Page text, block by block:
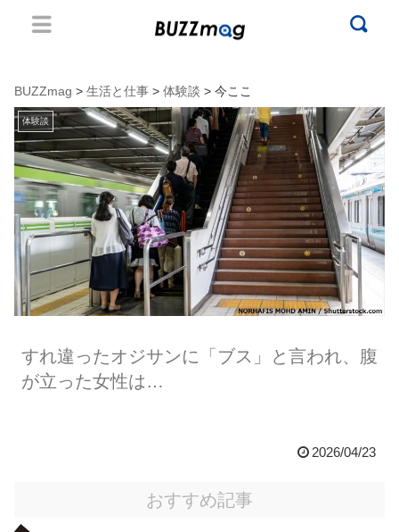
BUZZmag > 生活と仕事 > 体験談 > 今ここ
体験談
すれ違ったオジサンに「ブス」と言われ、腹
が立った女性は…
2026/04/23
おすすめ記事